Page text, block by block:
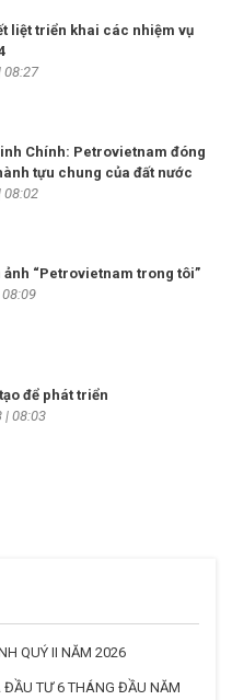
liệt triển khai các nhiệm vụ
08:27
Chính: Petrovietnam đóng
tựu chung của đất nước
08:02
“Petrovietnam trong tôi”
để phát triển
| 08:03
QUÝ II NĂM 2026